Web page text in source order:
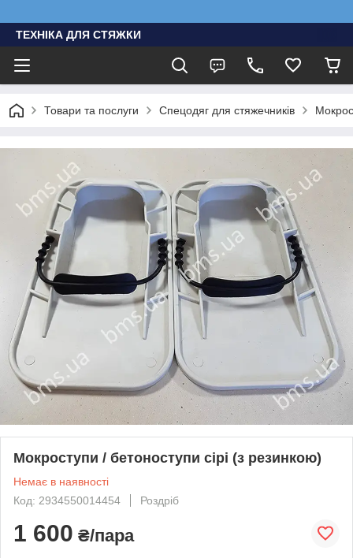
ТЕХНІКА ДЛЯ СТЯЖКИ
Товари та послуги Спецодяг для стяжечників
Мокроступи / бетоноступи сірі (з резинкою)
Немає в наявності
Код: 2934550014454
Роздріб
1 600 ₴/пара